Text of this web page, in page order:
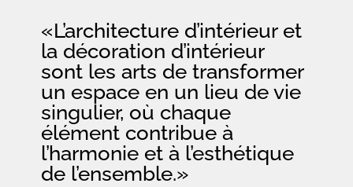
«L’architecture d’intérieur et
la décoration d’intérieur
sont les arts de transformer
un espace en un lieu de vie
singulier, où chaque
élément contribue à
l’harmonie et à l’esthétique
de l’ensemble.»